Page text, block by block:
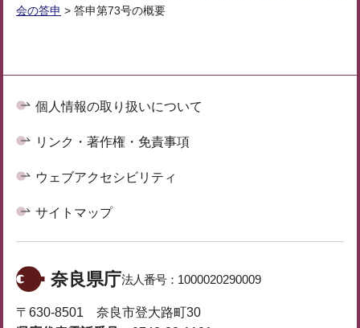
会の答申 > 答申第73号の概要
個人情報の取り扱いについて
リンク・著作権・免責事項
ウェブアクセシビリティ
サイトマップ
奈良県庁法人番号： 1000020290009
〒630-8501 奈良市登大路町30